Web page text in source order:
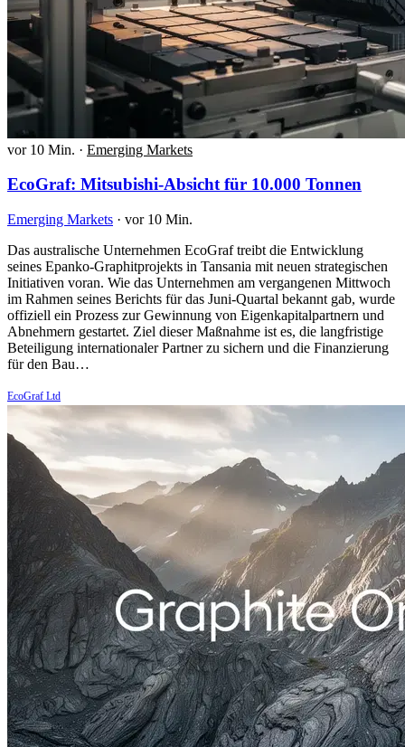
vor 10 Min. · Emerging Markets
EcoGraf: Mitsubishi-Absicht für 10.000 Tonnen
Emerging Markets · vor 10 Min.
Das australische Unternehmen EcoGraf treibt die Entwicklung
seines Epanko-Graphitprojekts in Tansania mit neuen strategischen
Initiativen voran. Wie das Unternehmen am vergangenen Mittwoch
im Rahmen seines Berichts für das Juni-Quartal bekannt gab, wurde
offiziell ein Prozess zur Gewinnung von Eigenkapitalpartnern und
Abnehmern gestartet. Ziel dieser Maßnahme ist es, die langfristige
Beteiligung internationaler Partner zu sichern und die Finanzierung
für den Bau…
EcoGraf Ltd